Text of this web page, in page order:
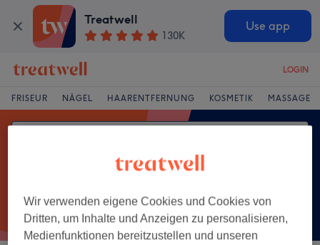
Treatwell
130K
Use app
LOGIN
FRISEUR NÄGEL HAARENTFERNUNG KOSMETIK MASSAGE
Wir verwenden eigene Cookies und Cookies von
Dritten, um Inhalte und Anzeigen zu personalisieren,
Medienfunktionen bereitzustellen und unseren